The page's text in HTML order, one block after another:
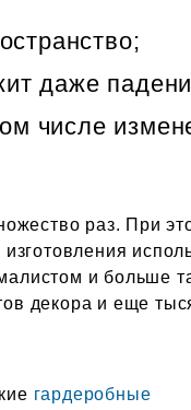
даже
числе
раз. При
и больше
декора и еще
гардеробные